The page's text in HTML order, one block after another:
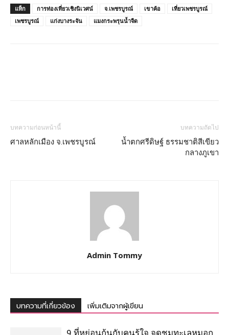
แท็ก การท่องเที่ยวเชิงนิเวศน์ จ.เพชรบูรณ์ เขาค้อ
เที่ยวเพชรบูรณ์
เพชรบูรณ์
แก่งบางระจัน แมงกระพรุนน้ำจืด
บทความก่อนหน้านี้
ศาลหลักเมือง จ.เพชรบูรณ์
บทความถัดไป
น้ำตกศรีดิษฐ์ ธรรมชาติสีเขียว
กลางภูเขา
Admin Tommy
บทความที่เกี่ยวข้อง เพิ่มเติมจากผู้เขียน
9 ที่หย่อนก้นกับคนรู้ใจ จุดชมทะเลหมอก